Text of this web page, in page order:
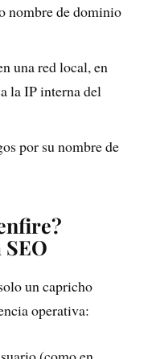
nombre de dominio
una red local, en
la IP interna del
por su nombre de
un capricho
operativa: